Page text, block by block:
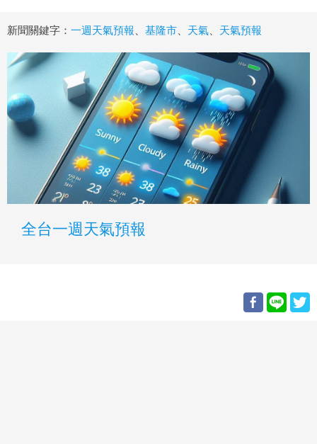
新聞關鍵字： 一週天氣預報 基隆市 天氣 天氣預報
全台一週天氣預報